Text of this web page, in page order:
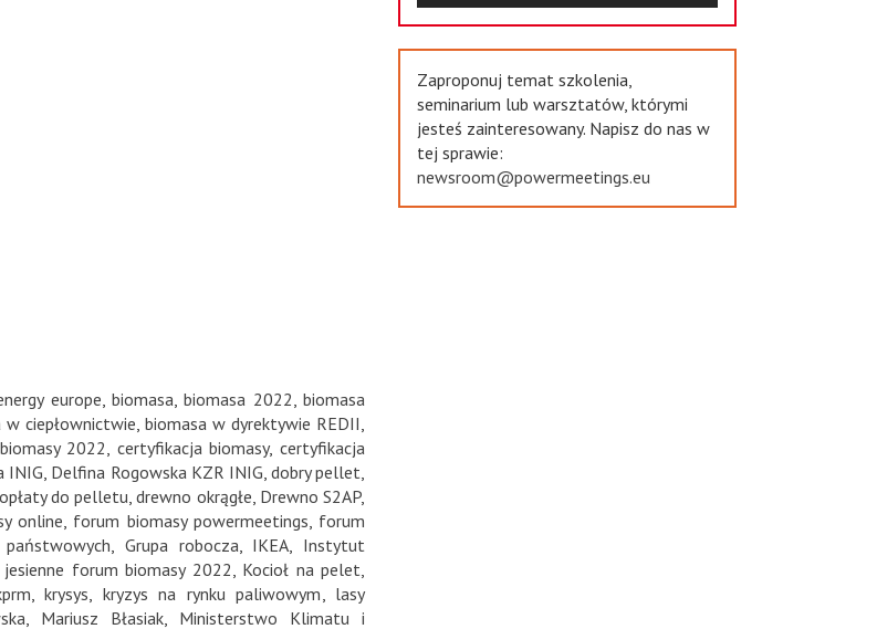
europe ,biomasa ,biomasa 2022 ,biomasa
w ciepłownictwie biomasa w dyrektywie REDII
2022 certyfikacja biomasy,certyfikacja
INIG Delfina Rogowska KZR INIG dobry pellet
do pelletu ,drewno okrągłe Drewno S2AP,
online forum biomasy powermeetings forum
,Grupa robocza IKEA
Instytut
jesienne forum biomasy 2022 Kocioł na pelet
,krysys kryzys na rynku paliwowym
lasy
Mariusz Błasiak, Ministerstwo Klimatu i
Zaproponuj temat szkolenia,
seminarium lub warsztatów, którymi
jesteś zainteresowany. Napisz do nas w
tej sprawie:
newsroom@powermeetings.eu